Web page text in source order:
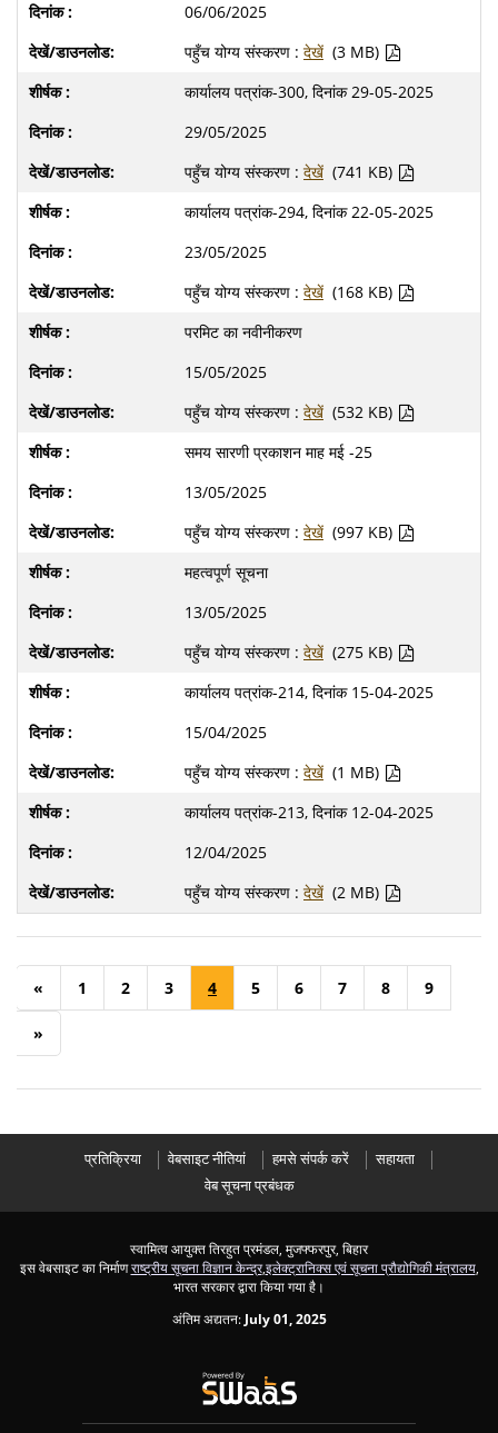
06/06/2025
पहुँच योग्य संस्करण : देखें (3 MB)
कार्यालय पत्रांक-300, दिनांक 29-05-2025
29/05/2025
पहुँच योग्य संस्करण : देखें (741 KB)
कार्यालय पत्रांक-294, दिनांक 22-05-2025
23/05/2025
पहुँच योग्य संस्करण : देखें (168 KB)
परमिट का नवीनीकरण
15/05/2025
पहुँच योग्य संस्करण : देखें (532 KB)
समय सारणी प्रकाशन माह मई -25
13/05/2025
पहुँच योग्य संस्करण : देखें (997 KB)
महत्वपूर्ण सूचना
13/05/2025
पहुँच योग्य संस्करण : देखें (275 KB)
कार्यालय पत्रांक-214, दिनांक 15-04-2025
15/04/2025
पहुँच योग्य संस्करण : देखें (1 MB)
कार्यालय पत्रांक-213, दिनांक 12-04-2025
12/04/2025
पहुँच योग्य संस्करण : देखें (2 MB)
« 1 2 3 4 5 6 7 8 9
»
प्रतिक्रिया वेबसाइट नीतियां हमसे संपर्क करें
सहायता
वेब सूचना प्रबंधक
स्वामित्व आयुक्त तिरहुत प्रमंडल, मुजफ्फरपुर, बिहार
इस वेबसाइट का निर्माणराष्ट्रीय सूचना विज्ञान केन्द्र,इलेक्ट्रानिक्स एवं सूचना प्रौद्योगिकी मंत्रालय,
भारत सरकार द्वारा किया गया है।
अंतिम अद्यतन: July 01, 2025